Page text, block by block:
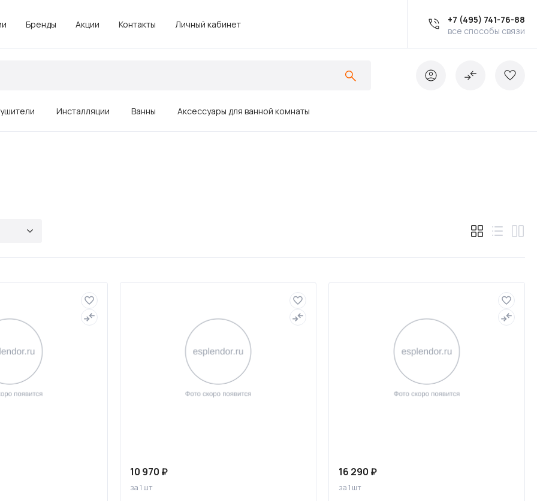
Бренды Акции Контакты Личный кабинет
+7 (495) 741-76-88
все способы связи
Зеркала
Полотенцесушители Слив и канализация
Инсталляции Ванны Аксессуары для ванной комнаты
10 970 ₽
за 1 шт
16 290 ₽
за 1 шт